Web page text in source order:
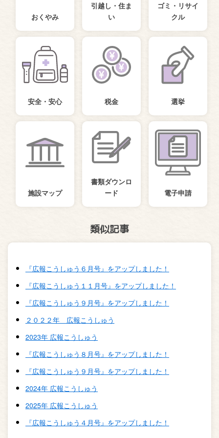
おくやみ
引越し・住ま
い
ゴミ・リサイ
クル
安全・安心 税金 選挙
施設マップ
書類ダウンロ
ード
電子申請
類似記事
『広報こうしゅう６月号』をアップしました！
『広報こうしゅう１１月号』をアップしました！
『広報こうしゅう９月号』をアップしました！
２０２２年 広報こうしゅう
2023年 広報こうしゅう
『広報こうしゅう８月号』をアップしました！
『広報こうしゅう９月号』をアップしました！
2024年 広報こうしゅう
2025年 広報こうしゅう
『広報こうしゅう４月号』をアップしました！